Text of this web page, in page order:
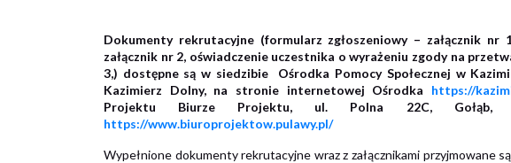
Dokumenty rekrutacyjne (formularz zgłoszeniowy – załącznik
załącznik nr 2, oświadczenie uczestnika o wyrażeniu zgody na
3,) dostępne są w siedzibie Ośrodka Pomocy Społecznej w
Kazimierz Dolny, na stronie internetowej Ośrodka https://
Projektu Biurze Projektu, ul. Polna 22C, Gołąb,
https://www.biuroprojektow.pulawy.pl/
Wypełnione dokumenty rekrutacyjne wraz z załącznikami przyjmowane